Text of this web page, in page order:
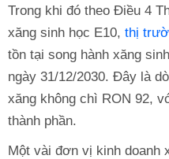
Trong khi đó theo Điều 4
xăng sinh học E10, thị
tồn tại song hành xăng
ngày 31/12/2030. Đây là
xăng không chì RON 92,
thành phần.
Một vài đơn vị kinh doanh